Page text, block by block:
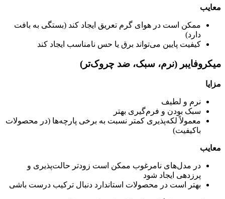
معایب
ممکن است در هوای گرم تعریق ایجاد کند (بستگی به بافت
دارد)
کیفیت پایین می‌تواند برق یا حس نامناسب ایجاد کند
میکروفایبر (نرم، سبک، ضد چروک‌تر)
مزایا
نرم و لطیف
سبک بودن و فرم‌گیری بهتر
معمولاً لکه‌پذیری کمتر نسبت به برخی پارچه‌ها (در محصولات
باکیفیت)
معایب
در مدل‌های نامرغوب ممکن است زودتر حالت‌پذیری و
پرزدهی ایجاد شود
بهتر است در محصولات استاندارد دنبال ترکیب درست باشی